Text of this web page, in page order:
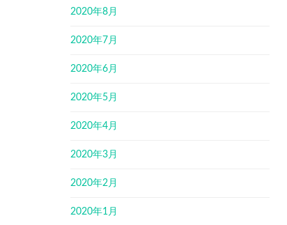
2020年8月
2020年7月
2020年6月
2020年5月
2020年4月
2020年3月
2020年2月
2020年1月